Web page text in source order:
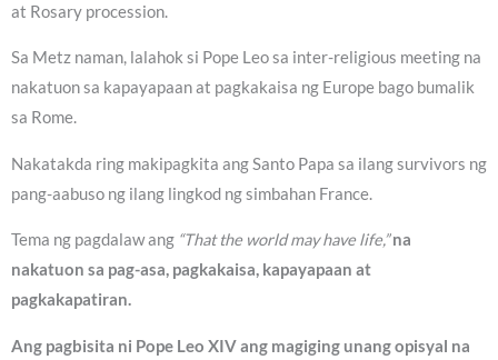
at Rosary procession.
Sa Metz naman, lalahok si Pope Leo sa inter-religious meeting na
nakatuon sa kapayapaan at pagkakaisa ng Europe bago bumalik
sa Rome.
Nakatakda ring makipagkita ang Santo Papa sa ilang survivors ng
pang-aabuso ng ilang lingkod ng simbahan France.
Tema ng pagdalaw ang “That the world may have life,”na
nakatuon sa pag-asa, pagkakaisa, kapayapaan at
pagkakapatiran.
Ang pagbisita ni Pope Leo XIV ang magiging unang opisyal na